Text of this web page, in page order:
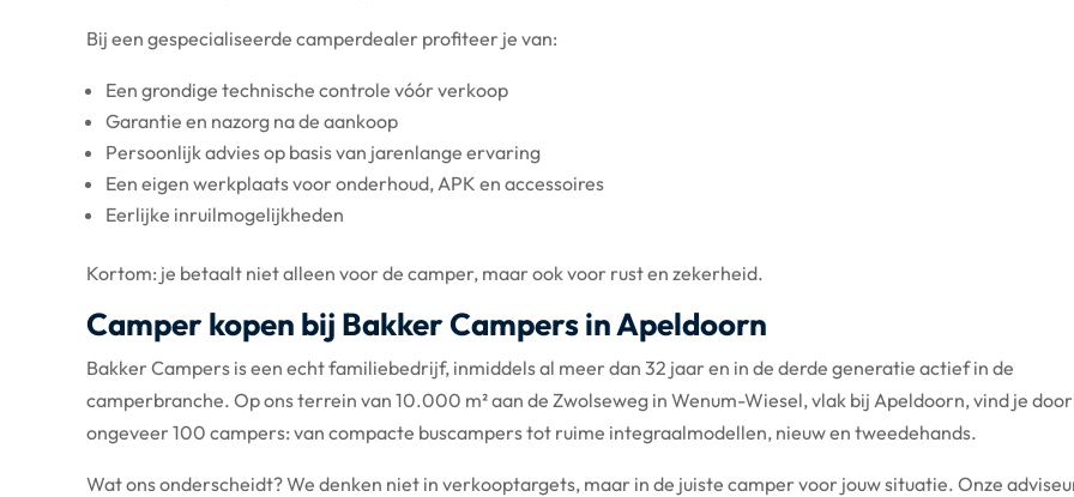
Bij een gespecialiseerde camperdealer profiteer je van:
Een grondige technische controle vóór verkoop
Garantie en nazorg na de aankoop
Persoonlijk advies op basis van jarenlange ervaring
Een eigen werkplaats voor onderhoud, APK en accessoires
Eerlijke inruilmogelijkheden
Kortom: je betaalt niet alleen voor de camper, maar ook voor rust en zekerheid.
Camper kopen bij Bakker Campers in Apeldoorn
Bakker Campers is een echt familiebedrijf, inmiddels al meer dan 32 jaar en in de derde generatie actief in de
camperbranche. Op ons terrein van 10.000 m² aan de Zwolseweg in Wenum-Wiesel, vlak bij Apeldoorn, vind je
ongeveer 100 campers: van compacte buscampers tot ruime integraalmodellen, nieuw en tweedehands.
Wat ons onderscheidt? We denken niet in verkooptargets, maar in de juiste camper voor jouw situatie. Onze